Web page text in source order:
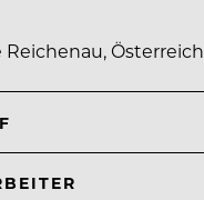
Reichenau, Österreich